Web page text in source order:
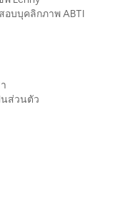
อบบุคลิกภาพ ABTI
นส่วนตัว